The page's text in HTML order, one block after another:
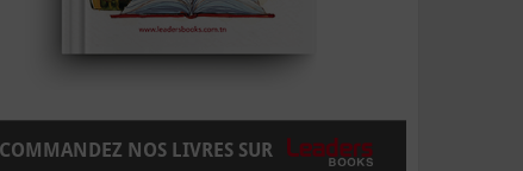
COMMANDEZ NOS LIVRES SUR